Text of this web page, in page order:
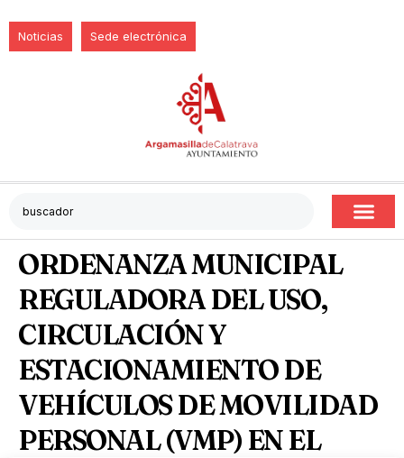
Noticias Sede electrónica
ORDENANZA MUNICIPAL
REGULADORA DEL USO,
CIRCULACIÓN Y
ESTACIONAMIENTO DE
VEHÍCULOS DE MOVILIDAD
PERSONAL (VMP) EN EL